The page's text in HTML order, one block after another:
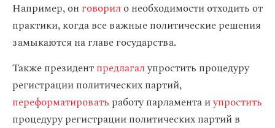
Например, он говорил о необходимости отходить от
практики, когда все важные политические решения
замыкаются на главе государства.
Также президентпредлагалупростить процедуру
регистрации политических партий,
переформатировать работу парламента иупростить
процедуру регистрации политических партий в